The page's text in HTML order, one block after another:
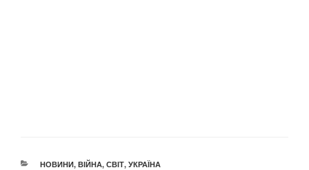
КАТЕГОРІЇ
НОВИНИ, ВІЙНА, СВІТ, УКРАЇНА